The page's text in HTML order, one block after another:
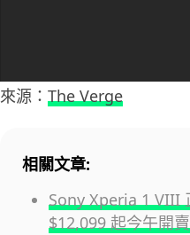
來源： The Verge
相關文章:
Sony Xperia 1 VIII
$12,099 起今午開賣